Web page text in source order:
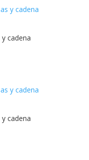
cadena
cadena